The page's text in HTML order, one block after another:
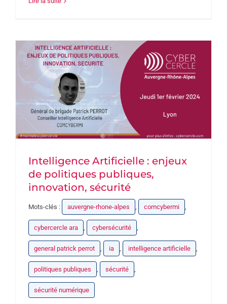
Intelligence Artificielle : enjeux
de politiques publiques,
innovation, sécurité
Mots-clés : auvergne-rhone-alpes , comcybermi ,
cybercercle ara , cybersécurité ,
general patrick perrot , ia , intelligence artificielle ,
politiques publiques , sécurité ,
sécurité numérique